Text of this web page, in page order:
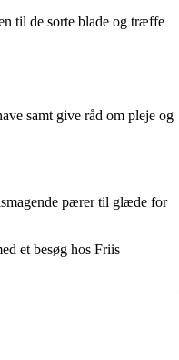
til de sorte blade og træffe
samt give råd om pleje og
pærer til glæde for
et besøg hos Friis